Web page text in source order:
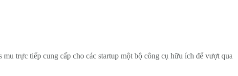
trực tiếp cung cấp cho các startup một bộ công cụ hữu ích để vượt qua